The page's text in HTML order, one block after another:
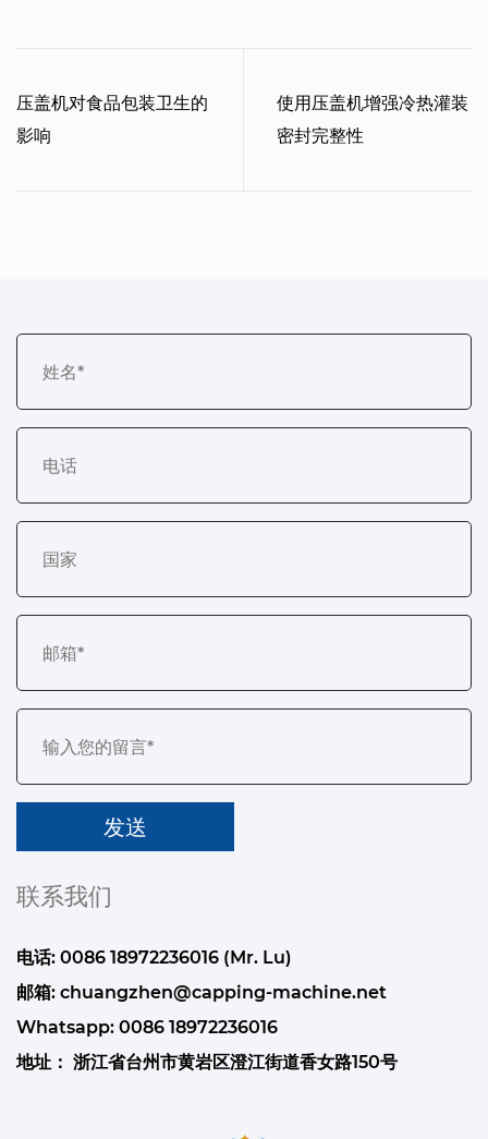
压盖机对食品包装卫生的
影响
使用压盖机增强冷热灌装
密封完整性
联系我们
电话: 0086 18972236016 (Mr. Lu)
邮箱: chuangzhen@capping-machine.net
Whatsapp: 0086 18972236016
地址： 浙江省台州市黄岩区澄江街道香女路150号